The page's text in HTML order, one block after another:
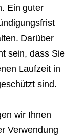
Ein guter
Darüber
sein, dass Sie
Laufzeit in
sind.
wir Ihnen
Verwendung